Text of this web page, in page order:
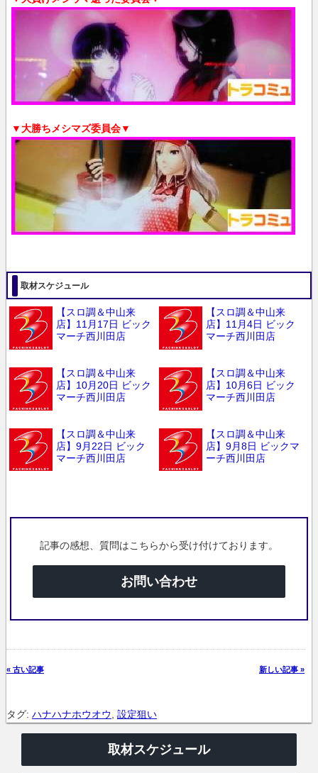
▼大勝ちメシマズ委員会▼
取材スケジュール
【スロ調＆中山来
店】11月17日 ビック
マーチ西川田店
【スロ調＆中山来
店】11月4日 ビック
マーチ西川田店
【スロ調＆中山来
店】10月20日 ビック
マーチ西川田店
【スロ調＆中山来
店】10月6日 ビック
マーチ西川田店
【スロ調＆中山来
店】9月22日 ビック
マーチ西川田店
【スロ調＆中山来
店】9月8日 ビックマ
ーチ西川田店
記事の感想、質問はこちらから受け付けております。
お問い合わせ
« 古い記事 新しい記事 »
タグ: ハナハナホウオウ, 設定狙い
取材スケジュール